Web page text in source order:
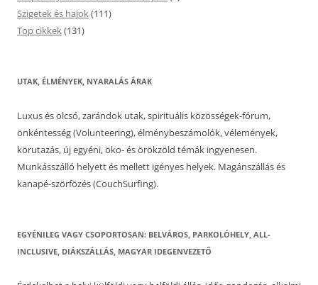
Szigetek és hajok(111)
Top cikkek(131)
UTAK, ÉLMÉNYEK, NYARALÁS ÁRAK
Luxus és olcsó, zarándok utak, spirituális közösségek-fórum,
önkéntesség (Volunteering), élménybeszámolók, vélemények,
körutazás, új egyéni, öko- és örökzöld témák ingyenesen.
Munkásszálló helyett és mellett igényes helyek. Magánszállás és
kanapé-szörfözés (CouchSurfing).
EGYÉNILEG VAGY CSOPORTOSAN: BELVÁROS, PARKOLÓHELY, ALL-
INCLUSIVE, DIÁKSZÁLLÁS, MAGYAR IDEGENVEZETŐ